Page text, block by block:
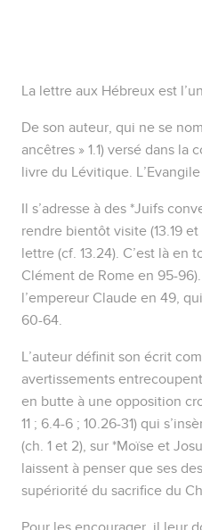
La lettre aux Hébreux est
De son auteur, qui ne se
ancêtres » 1.1) versé dans
livre du Lévitique.
Il s’adresse à des *Juifs
rendre bientôt visite (13.19
lettre (cf. 13.24). C’est là
Clément de Rome en 95-
l’empereur Claude en 49,
60-64.
L’auteur définit son écrit
avertissements
en butte à une opposition
11 ; 6.4-6 ; 10.26-31) qui
(ch. 1 et 2), sur *Moïse et
laissent à penser que ses
supériorité du sacrifice du
Pour les encourager, il leur